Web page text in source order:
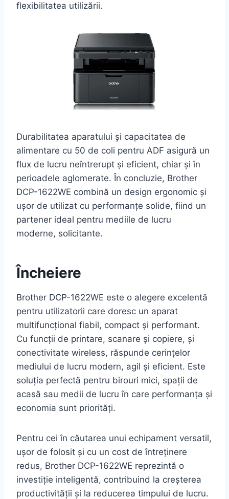
flexibilitatea utilizării.
Durabilitatea aparatului și capacitatea de
alimentare cu 50 de coli pentru ADF asigură un
flux de lucru neîntrerupt și eficient, chiar și în
perioadele aglomerate. În concluzie, Brother
DCP-1622WE combină un design ergonomic și
ușor de utilizat cu performanțe solide, fiind un
partener ideal pentru mediile de lucru
moderne, solicitante.
Încheiere
Brother DCP-1622WE este o alegere excelentă
pentru utilizatorii care doresc un aparat
multifuncțional fiabil, compact și performant.
Cu funcții de printare, scanare și copiere, și
conectivitate wireless, răspunde cerințelor
mediului de lucru modern, agil și eficient. Este
soluția perfectă pentru birouri mici, spații de
acasă sau medii de lucru în care performanța și
economia sunt priorități.
Pentru cei în căutarea unui echipament versatil,
ușor de folosit și cu un cost de întreținere
redus, Brother DCP-1622WE reprezintă o
investiție inteligentă, contribuind la creșterea
productivității și la reducerea timpului de lucru.